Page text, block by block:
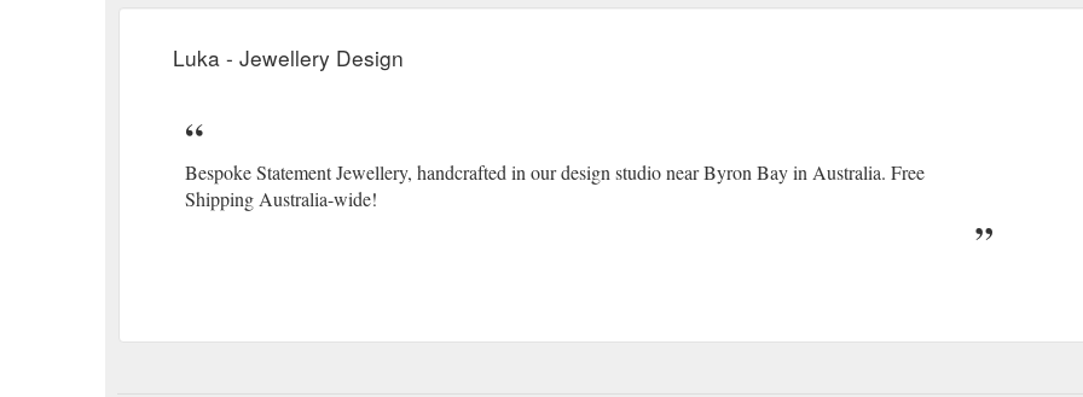
Luka - Jewellery Design
Bespoke Statement Jewellery, handcrafted in our design studio near Byron Bay in Australia. Free
Shipping Australia-wide!